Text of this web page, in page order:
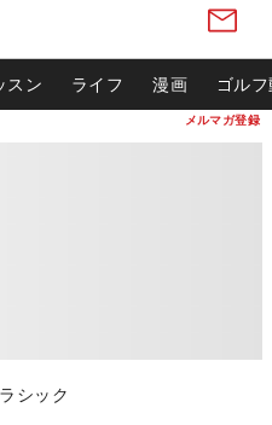
メルマガ登録
スン ライフ 漫画 ゴル
シック